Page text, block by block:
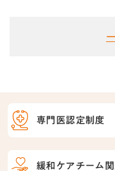
専門医認定制度
緩和ケアチーム